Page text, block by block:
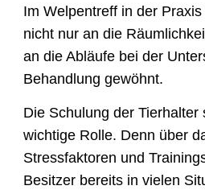
Im Welpentreff in der
nicht nur an die
an die Abläufe bei der
Behandlung gewöhnt.
Die Schulung der Tierhalter
wichtige Rolle. Denn über
Stressfaktoren und
Besitzer bereits in vielen